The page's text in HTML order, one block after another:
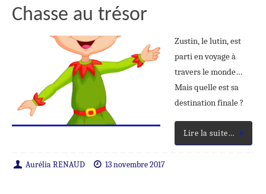
Chasse au trésor
Zustin, le lutin, est
parti en voyage à
travers le monde…
Mais quelle est sa
destination finale ?
Lire la suite…
Aurélia RENAUD 13 novembre 2017